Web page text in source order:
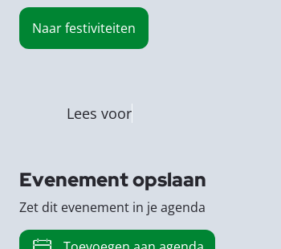
Naarfestiviteiten
Lees voor
Evenement opslaan
Zet dit evenement in je agenda